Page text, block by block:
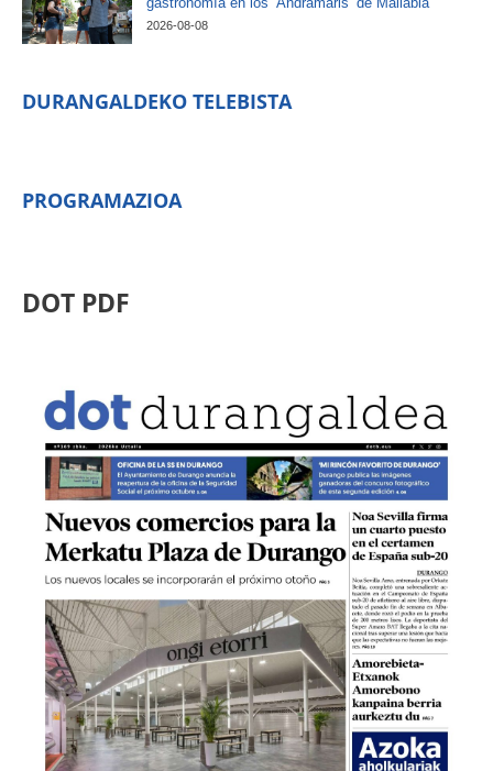
2026-08-08
DURANGALDEKO TELEBISTA
PROGRAMAZIOA
DOT PDF